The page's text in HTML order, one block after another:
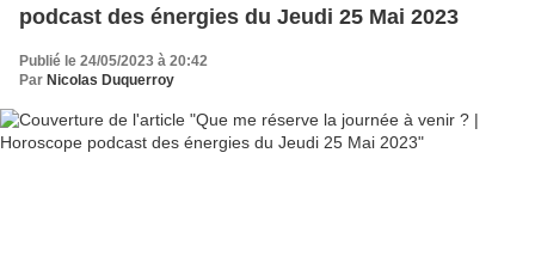
podcast des énergies du Jeudi 25 Mai 2023
Publié le 24/05/2023 à 20:42
Par Nicolas Duquerroy